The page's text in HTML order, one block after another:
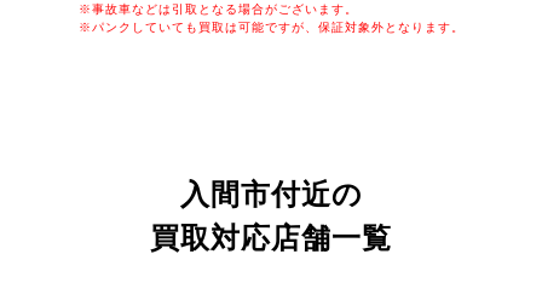
※事故車などは引取となる場合がございます。
※パンクしていても買取は可能ですが、保証対象外となります。
入間市付近の
買取対応店舗一覧